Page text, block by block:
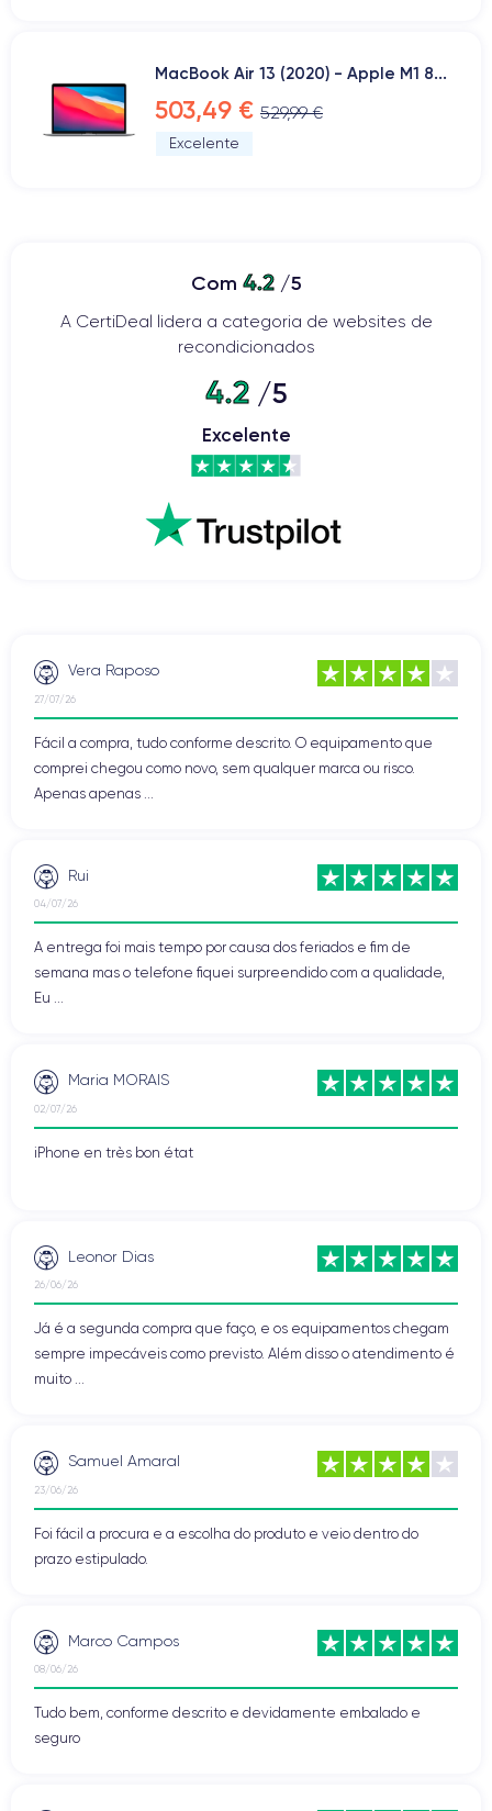
MacBook Air 13 (2020) - Apple M1 8...
503,49 € 529,99 €
Excelente
Com 4.2/5
A CertiDeal lidera a categoria de websites de
recondicionados
4.2/5
Excelente
Vera Raposo
27/07/26
Fácil a compra, tudo conforme descrito. O equipamento que
comprei chegou como novo, sem qualquer marca ou risco.
Apenas apenas ...
Rui
04/07/26
A entrega foi mais tempo por causa dos feriados e fim de
semana mas o telefone fiquei surpreendido com a qualidade,
Eu ...
Maria MORAIS
02/07/26
iPhone en très bon état
Leonor Dias
26/06/26
Já é a segunda compra que faço, e os equipamentos chegam
sempre impecáveis como previsto. Além disso o atendimento é
muito ...
Samuel Amaral
23/06/26
Foi fácil a procura e a escolha do produto e veio dentro do
prazo estipulado.
Marco Campos
08/06/26
Tudo bem, conforme descrito e devidamente embalado e
seguro